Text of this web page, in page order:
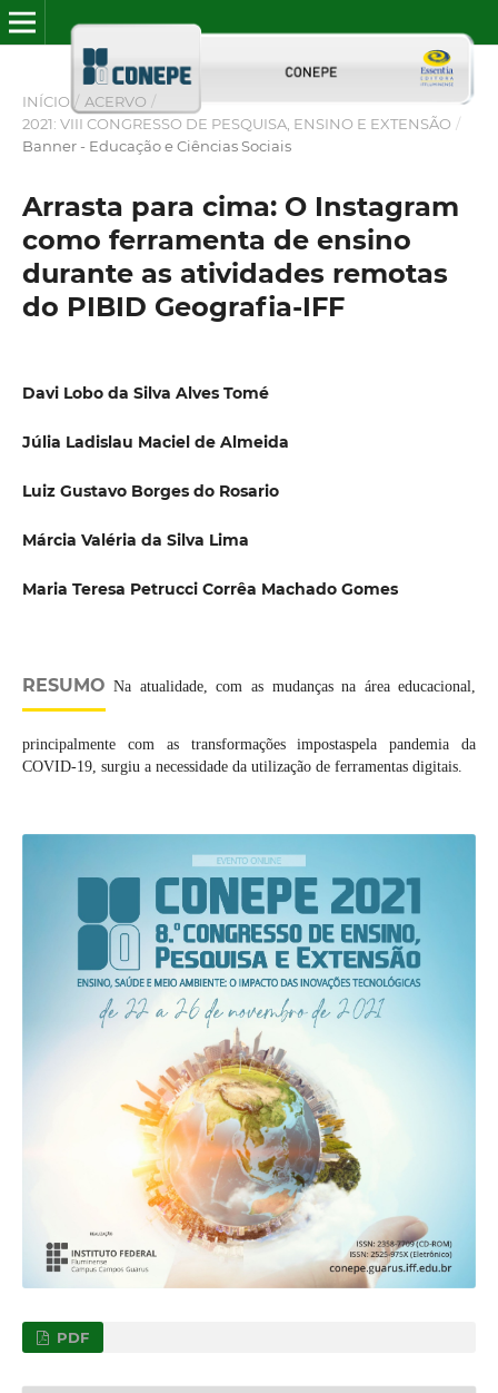
INÍCIO / ACERVO /
2021: VIII CONGRESSO DE PESQUISA, ENSINO E EXTENSÃO /
Banner - Educação e Ciências Sociais
Arrasta para cima: O Instagram
como ferramenta de ensino
durante as atividades remotas
do PIBID Geografia-IFF
Davi Lobo da Silva Alves Tomé
Júlia Ladislau Maciel de Almeida
Luiz Gustavo Borges do Rosario
Márcia Valéria da Silva Lima
Maria Teresa Petrucci Corrêa Machado Gomes
RESUMO Na atualidade, com as mudanças na área educacional,
principalmente com as transformações impostaspela pandemia da
COVID-19, surgiu a necessidade da utilização de ferramentas digitais.
PDF